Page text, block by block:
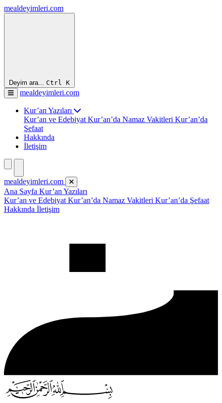
mealdeyimleri.com
Deyim ara... Ctrl K
mealdeyimleri.com
Kur’an Yazıları
Kur’an ve Edebiyat Kur’an’da Namaz Vakitleri Kur’an’da
Şefaat
Hakkında
İletişim
mealdeyimleri.com
Ana Sayfa Kur’an Yazıları
Kur’an ve Edebiyat Kur’an’da Namaz Vakitleri Kur’an’da Şefaat
Hakkında İletişim